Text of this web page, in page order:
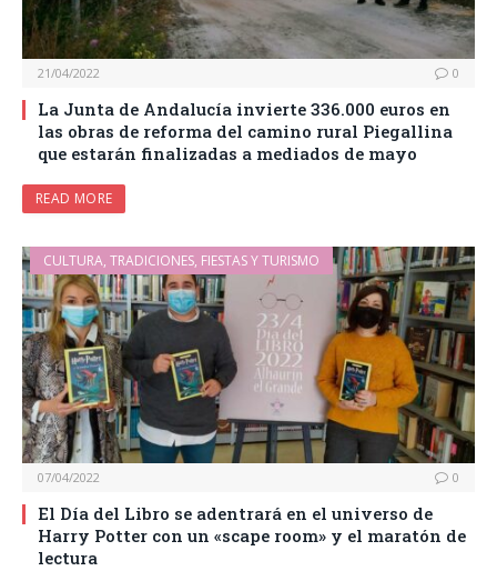
21/04/2022 0
La Junta de Andalucía invierte 336.000 euros en
las obras de reforma del camino rural Piegallina
que estarán finalizadas a mediados de mayo
READ MORE
CULTURA, TRADICIONES, FIESTAS Y TURISMO
07/04/2022 0
El Día del Libro se adentrará en el universo de
Harry Potter con un «scape room» y el maratón de
lectura